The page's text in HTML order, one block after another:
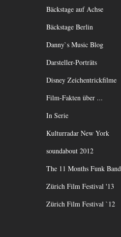
Bäckstage auf Achse
Bäckstage Berlin
Danny`s Music Blog
Darsteller-Porträts
Disney Zeichentrickfilme
Film-Fakten über ...
In Serie
Kulturradar New York
soundabout 2012
The 11 Months Funk Band
Zürich Film Festival '13
Zürich Film Festival `12